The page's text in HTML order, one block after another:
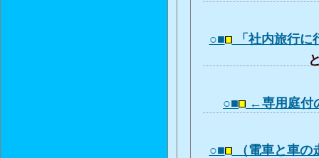
○■ 「社内旅行
○■ ←専用庭
○■ （電車と車